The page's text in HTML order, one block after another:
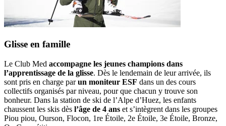
Glisse en famille
Le Club Med accompagne les jeunes champions dans
l’apprentissage de la glisse. Dès le lendemain de leur arrivée, ils
sont pris en charge parun moniteur ESF dans un des cours
collectifs organisés par niveau, pour que chacun y trouve son
bonheur. Dans la station de ski de l’Alpe d’Huez, les enfants
chaussent les skis dès l’âge de 4 ans et s’intègrent dans les groupes
Piou piou, Ourson, Flocon, 1re Étoile, 2e Étoile, 3e Étoile, Bronze,